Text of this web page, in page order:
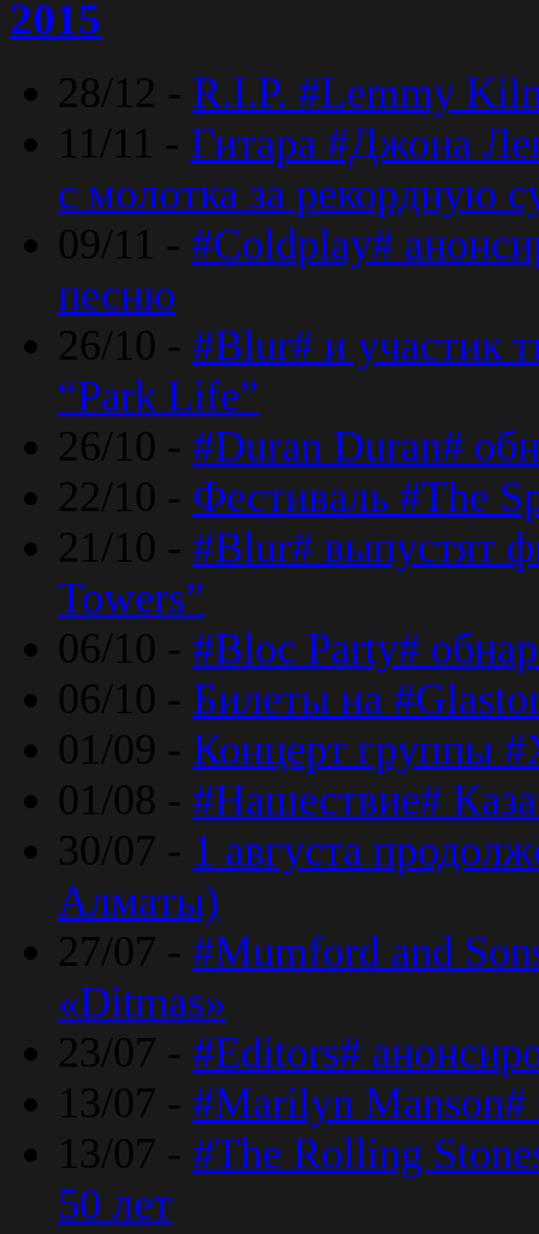
2015
28/12 - R.I.P. #Lemmy
11/11 - Гитара #Джона
с молотка за рекордную
09/11 - #Coldplay#
песню
26/10 - #Blur# и участик
“Park Life”
26/10 - #Duran Duran#
22/10 - Фестиваль #The
21/10 - #Blur# выпустят
Towers”
06/10 - #Bloc Party#
06/10 - Билеты на
01/09 - Концерт группы
01/08 - #Нашествие#
30/07 - 1 августа
Алматы)
27/07 - #Mumford and
«Ditmas»
23/07 - #Editors#
13/07 - #Marilyn Manson#
13/07 - #The Rolling
50 лет